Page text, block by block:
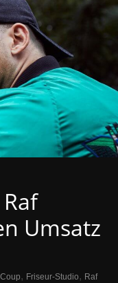
Umsatz
, Friseur-Studio, Raf